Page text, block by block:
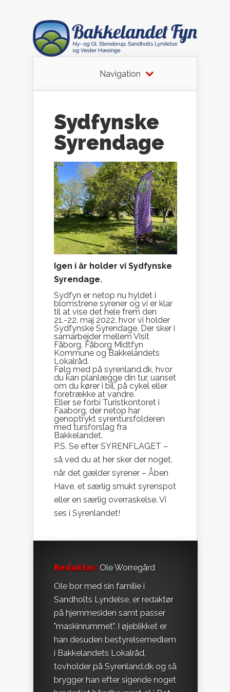
Navigation
Sydfynske
Syrendage
Igen i år holder vi Sydfynske
Syrendage.
Sydfyn er netop nu hyldet i
blomstrene syrener og vi er klar
til at vise det hele frem den
21.-22. maj 2022, hvor vi holder
Sydfynske Syrendage. Der sker i
samarbejder mellem Visit
Fåborg, Fåborg Midtfyn
Kommune og Bakkelandets
Lokalråd.
Følg med på syrenland.dk, hvor
du kan planlægge din tur, uanset
om du kører i bil, på cykel eller
foretrække at vandre.
Eller se forbi Turistkontoret i
Faaborg, der netop har
genoptrykt syrentursfolderen
med tursforslag fra
Bakkelandet.
P.S. Se efter SYRENFLAGET –
så ved du at her sker der noget,
når det gælder syrener – Åben
Have, et særlig smukt syrenspot
eller en særlig overraskelse. Vi
ses i Syrenlandet!
Redaktør: Ole Worregård
Ole bor med sin familie i
Sandholts Lyndelse, er redaktør
på hjemmesiden samt passer
"maskinrummet". I øjeblikket er
han desuden bestyrelsemedlem
i Bakkelandets Lokalråd,
tovholder på Syrenland.dk og så
brygger han efter sigende noget